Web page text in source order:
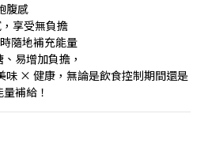
腹感
享受無負擔
隨地補充能量
易增加負擔，
味 × 健康，無論是飲食控制期間還是
補給！